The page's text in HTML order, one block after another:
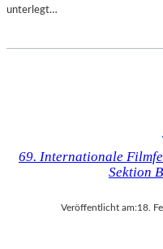
unterlegt…
69. Internationale
Sektion
Veröffentlicht am:18.